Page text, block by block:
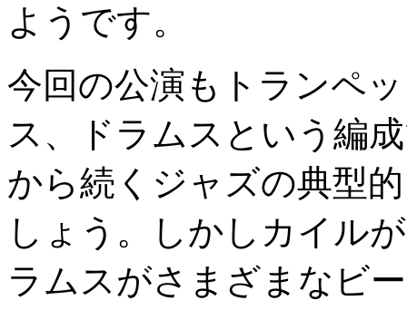
ようです。
今回の公演もトランペ
ス、ドラムスという編
から続くジャズの典型
しょう。しかしカイル
ラムスがさまざまなビ